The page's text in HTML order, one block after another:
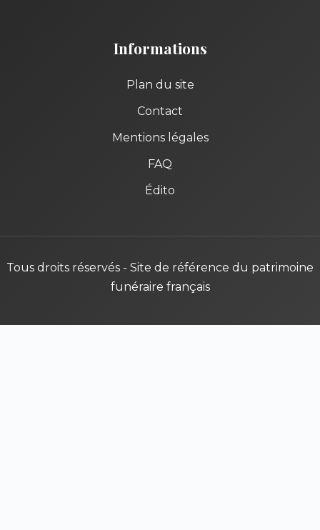
Informations
Plan du site
Contact
Mentions légales
FAQ
Édito
Tous droits réservés - Site de référence du patrimoine
funéraire français